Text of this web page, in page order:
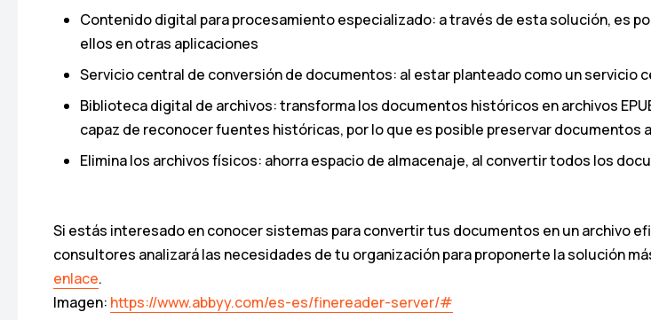
Contenido digital para procesamiento especializado: a través de esta solución, es
ellos en otras aplicaciones
Servicio central de conversión de documentos: al estar planteado como un servicio
Biblioteca digital de archivos: transforma los documentos históricos en archivos
capaz de reconocer fuentes históricas, por lo que es posible preservar
Elimina los archivos físicos: ahorra espacio de almacenaje, al convertir todos los
Si estás interesado en conocer sistemas para convertir tus documentos en un archivo
consultores analizará las necesidades de tu organización para proponerte la solución
enlace.
Imagen: https://www.abbyy.com/es-es/finereader-server/#